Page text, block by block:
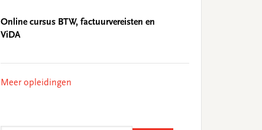
Online cursus BTW, factuurvereisten en
ViDA
Meer opleidingen